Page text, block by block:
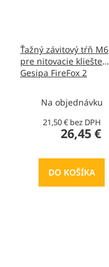
Ťažný závitový tŕň M6
pre nitovacie kliešte
Gesipa FireFox 2
Na objednávku
21,50 € bez DPH
26,45 €
DO KOŠÍKA